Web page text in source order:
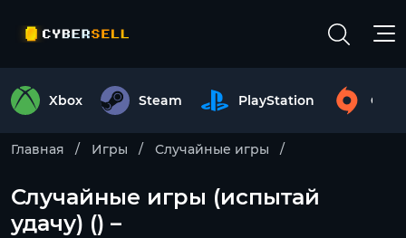
Xbox Steam PlayStation
Главная Игры Случайные игры
Случайные игры (испытай
удачу) () –